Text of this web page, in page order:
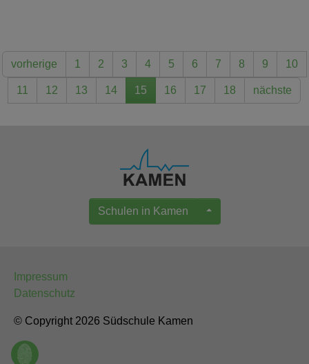
vorherige 1 2 3 4 5 6 7 8 9 10
11 12 13 14 15 16 17 18 nächste
Schulen in Kamen
Impressum
Datenschutz
© Copyright 2026 Südschule Kamen